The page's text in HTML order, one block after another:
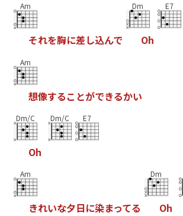
Am
それを胸に差し込んで
Dm
Oh
E7
Am
想像するこ とができるかい
Dm/C
Oh
Dm/C E7
Am
きれいな夕日に染まってる
Dm
Oh